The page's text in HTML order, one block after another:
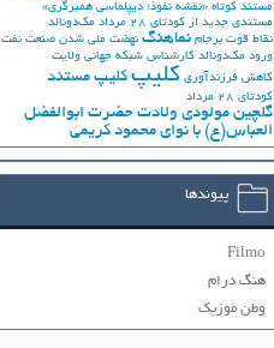
مستند کوتاه «نقشه نفوذ؛ دیپلماسی همبرگری»
مستندی جدید از کودتای 28 مرداد
مک‌دونالد
نقاط قوت برجام نماهنگ نهضت ملي شدن صنعت نفت
ورود مک‌دونالد کارشناس شبکه جهانی ولایت
کاهش فرزندآوری کلیپ کلیپ مستند
کودتای 28 مرداد
گلچین مولودی ولادت حضرت ابوالفضل
العباس(ع) با نوای محمود کریمی
پیوندها
Filmo
هنگ درام
وطن موزیک